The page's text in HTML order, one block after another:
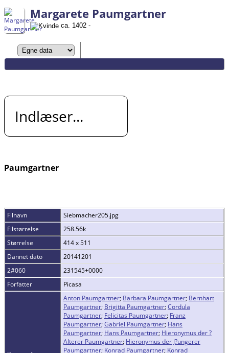
Margarete Paumgartner
ca. 1402 -
Indlæser...
Paumgartner
Filnavn
Siebmacher205.jpg
Filstørrelse
258.56k
Størrelse
414 x 511
Dannet dato
20141201
2#060
231545+0000
Forfatter
Picasa
Anton Paumgartner; Barbara Paumgartner; Bernhart
Paumgartner; Brigitta Paumgartner;Cordula
Paumgartner; Felicitas Paumgartner; Franz
Paumgartner;Gabriel Paumgartner; Hans
Paumgartner; Hans Paumgartner; Hieronymus der ?
Alterer Paumgartner; Hieronymus der J?ungerer
Paumgartner; Konrad Paumgartner; Konrad